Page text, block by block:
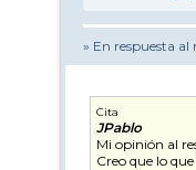
» En respuesta al
Cita
JPablo
Mi opinión al
Creo que lo